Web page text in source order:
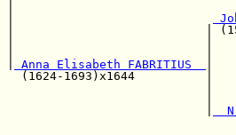
|
|                           |
Anna Elisabeth FABRITIUS
(1624-1693)x1644          |